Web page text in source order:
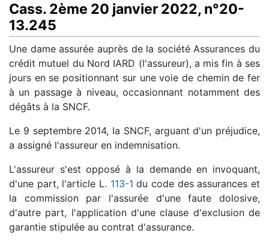
Cass. 2ème 20 janvier 2022, n°20-
13.245
Une dame assurée auprès de la société Assurances du
crédit mutuel du Nord IARD (l'assureur), a mis fin à ses
jours en se positionnant sur une voie de chemin de fer
à un passage à niveau, occasionnant notamment des
dégâts à la SNCF.
Le 9 septembre 2014, la SNCF, arguant d'un préjudice,
a assigné l'assureur en indemnisation.
L'assureur s'est opposé à la demande en invoquant,
d'une part, l'article L. 113-1 du code des assurances et
la commission par l'assurée d'une faute dolosive,
d'autre part, l'application d'une clause d'exclusion de
garantie stipulée au contrat d'assurance.